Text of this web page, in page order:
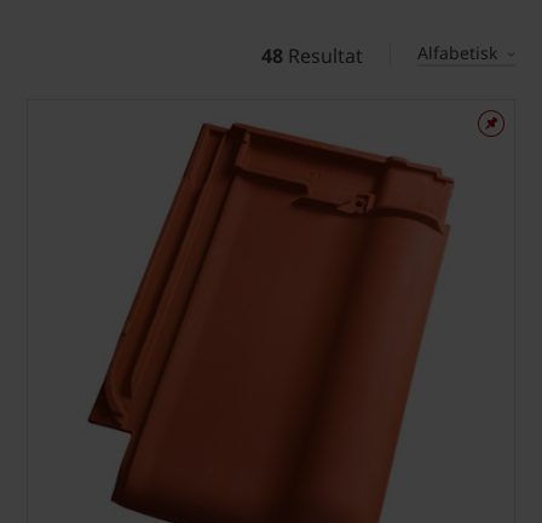
48 Resultat Alfabetisk